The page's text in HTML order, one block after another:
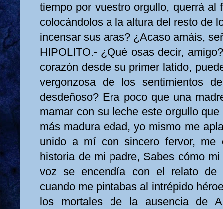
tiempo por vuestro orgullo, querrá al
colocándolos a la altura del resto de
incensar sus aras? ¿Acaso amáis,
HIPOLITO.- ¿Qué osas decir,
corazón desde su primer latido,
vergonzosa de los sentimientos
desdeñoso? Era poco que una
mamar con su leche este orgullo
más madura edad, yo mismo me
unido a mí con sincero fervor, me
historia de mi padre, Sabes cómo
voz se encendía con el relato de
cuando me pintabas al intrépido
los mortales de la ausencia de